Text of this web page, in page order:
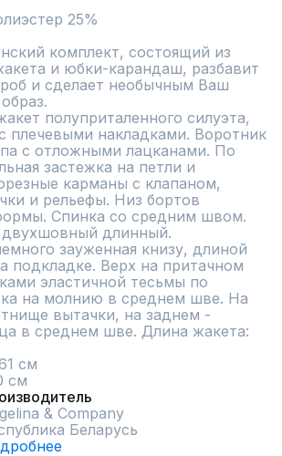
25%
комплект, состоящий из
и юбки-карандаш, разбавит
и сделает необычным Ваш
полуприталенного силуэта,
плечевыми накладками. Воротник
с отложными лацканами. По
застежка на петли и
карманы с клапаном,
и рельефы. Низ бортов
Спинка со средним швом.
двухшовный длинный.
зауженная книзу, длиной
подкладке. Верх на притачном
эластичной тесьмы по
на молнию в среднем шве. На
вытачки, на заднем -
в среднем шве. Длина жакета:
см
см
& Сompany
Беларусь